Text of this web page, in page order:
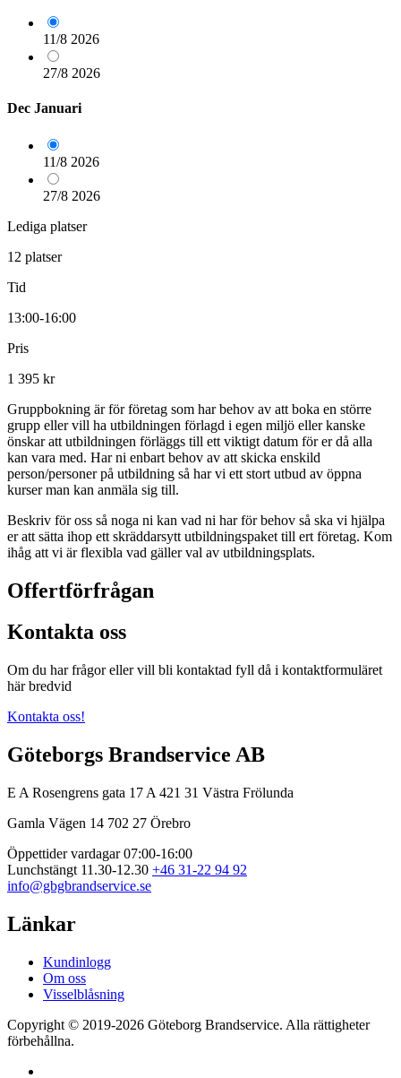
11/8 2026
27/8 2026
Dec Januari
11/8 2026
27/8 2026
Lediga platser
12 platser
Tid
13:00-16:00
Pris
1 395 kr
Gruppbokning är för företag som har behov av att boka en större
grupp eller vill ha utbildningen förlagd i egen miljö eller kanske
önskar att utbildningen förläggs till ett viktigt datum för er då alla
kan vara med. Har ni enbart behov av att skicka enskild
person/personer på utbildning så har vi ett stort utbud av öppna
kurser man kan anmäla sig till.
Beskriv för oss så noga ni kan vad ni har för behov så ska vi hjälpa
er att sätta ihop ett skräddarsytt utbildningspaket till ert företag. Kom
ihåg att vi är flexibla vad gäller val av utbildningsplats.
Offertförfrågan
Kontakta oss
Om du har frågor eller vill bli kontaktad fyll då i kontaktformuläret
här bredvid
Kontakta oss!
Göteborgs Brandservice AB
E A Rosengrens gata 17 A 421 31 Västra Frölunda
Gamla Vägen 14 702 27 Örebro
Öppettider vardagar 07:00-16:00
Lunchstängt 11.30-12.30 +46 31-22 94 92
info@gbgbrandservice.se
Länkar
Kundinlogg
Om oss
Visselblåsning
Copyright © 2019-2026 Göteborg Brandservice. Alla rättigheter
förbehållna.